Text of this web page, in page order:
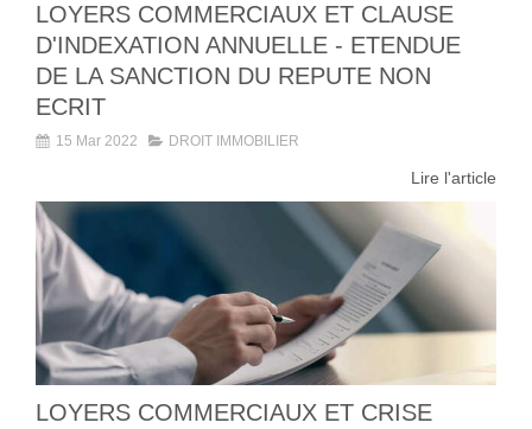
LOYERS COMMERCIAUX ET CLAUSE
D'INDEXATION ANNUELLE - ETENDUE
DE LA SANCTION DU REPUTE NON
ECRIT
15 Mar 2022 DROIT IMMOBILIER
Lire l'article
LOYERS COMMERCIAUX ET CRISE